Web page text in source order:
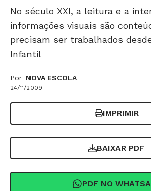
No século XXI, a leitura e a
informações visuais são
precisam ser trabalhados
Infantil
Por NOVA ESCOLA
24/11/2009
IMPRIMIR
BAIXAR PDF
PDF NO